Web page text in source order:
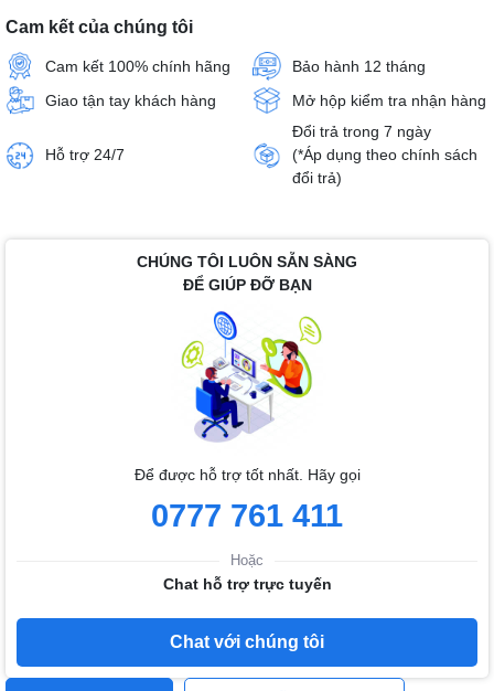
Cam kết của chúng tôi
Cam kết 100% chính hãng
Bảo hành 12 tháng
Giao tận tay khách hàng
Mở hộp kiểm tra nhận hàng
Hỗ trợ 24/7
Đổi trả trong 7 ngày
(*Áp dụng theo chính sách
đổi trả)
CHÚNG TÔI LUÔN SẴN SÀNG
ĐỂ GIÚP ĐỠ BẠN
Để được hỗ trợ tốt nhất. Hãy gọi
0777 761 411
Hoặc
Chat hỗ trợ trực tuyến
Chat với chúng tôi